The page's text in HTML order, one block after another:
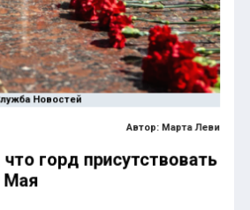
Новостей
Автор:Марта Леви
горд присутствовать
Мая